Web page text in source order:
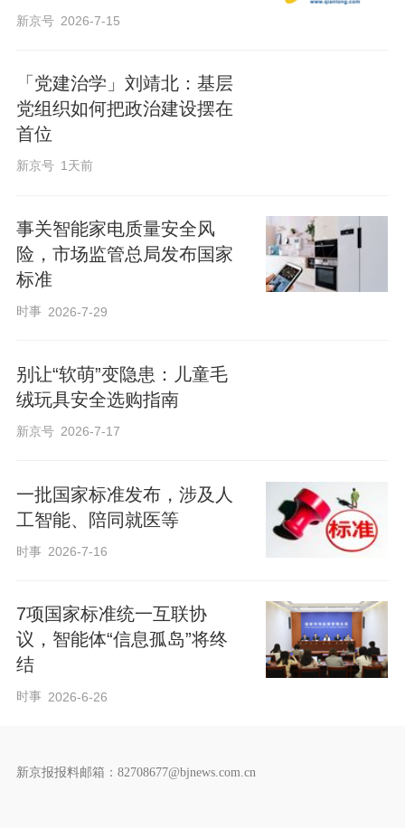
新京号 2026-7-15
「党建治学」刘靖北：基层
党组织如何把政治建设摆在
首位
新京号 1天前
事关智能家电质量安全风
险，市场监管总局发布国家
标准
时事 2026-7-29
别让“软萌”变隐患：儿童毛
绒玩具安全选购指南
新京号 2026-7-17
一批国家标准发布，涉及人
工智能、陪同就医等
时事 2026-7-16
7项国家标准统一互联协
议，智能体“信息孤岛”将终
结
时事 2026-6-26
新京报报料邮箱：82708677@bjnews.com.cn